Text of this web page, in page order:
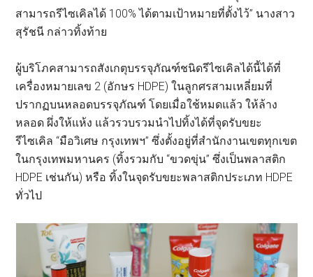
สามารถรีไซเคิลได้ 100% ได้ตามเป้าหมายที่ตั้งไว้” นางสาว
สุรัชนี กล่าวทิ้งท้าย
ผู้บริโภคสามารถสังเกตุบรรจุภัณฑ์ชนิดรีไซเคิลได้นี้ได้ที่
เครื่องหมายเลข 2 (อักษร HDPE) ในลูกศรสามเหลี่ยมที่
ปรากฏบนหลอดบรรจุภัณฑ์ โดยเมื่อใช้หมดแล้ว ให้ล้าง
หลอด ผึ่งให้แห้ง แล้วรวบรวมนำไปทิ้งได้ที่จุดรับขยะ
รีไซเคิล “มือวิเศษ กรุงเทพฯ” ซึ่งตั้งอยู่ที่สำนักงานเขตทุกเขต
ในกรุงเทพมหานคร (ทิ้งรวมกับ “ขวดขุ่น” ซึ่งเป็นพลาสติก
HDPE เช่นกัน) หรือ ทิ้งในจุดรับขยะพลาสติกประเภท HDPE
ทั่วไป